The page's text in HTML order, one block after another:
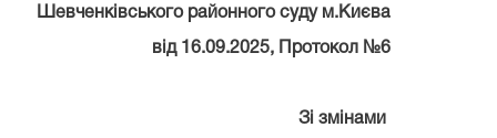
Шевченківського районного суду м.Києва
від 16.09.2025, Протокол №6
Зі змінами